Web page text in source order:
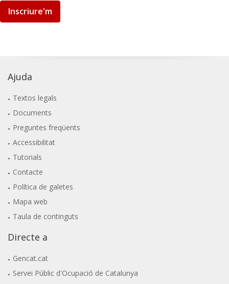
Inscriure'm
Ajuda
Textos legals
Documents
Preguntes freqüents
Accessibilitat
Tutorials
Contacte
Política de galetes
Mapa web
Taula de continguts
Directe a
Gencat.cat
Servei Públic d'Ocupació de Catalunya